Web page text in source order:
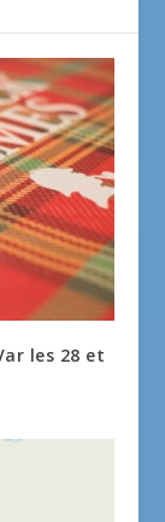
les 28 et